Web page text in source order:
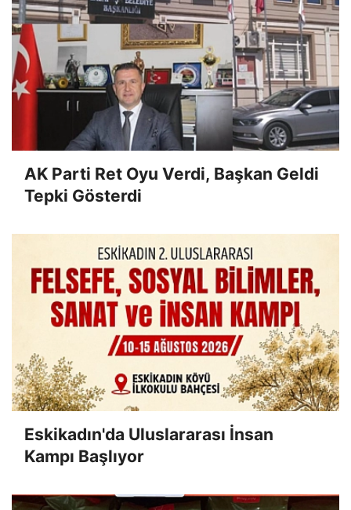
AK Parti Ret Oyu Verdi, Başkan Geldi
Tepki Gösterdi
Eskikadın'da Uluslararası İnsan
Kampı Başlıyor